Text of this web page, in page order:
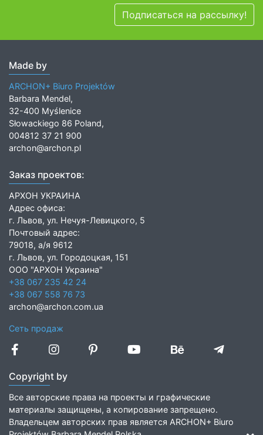
Подписаться на рассылку!
Made by
ARCHON+ Biuro Projektów
Barbara Mendel,
32-400 Myślenice
Słowackiego 86 Poland,
004812 37 21 900
archon@archon.pl
Заказ проектов:
АРХОН УКРАИНА
Адрес офиса:
г. Львов, ул. Нечуя-Левицкого, 5
Почтовый адрес:
79018, а/я 9612
г. Львов, ул. Городоцкая, 151
ООО "АРХОН Украина"
+38 067 235 42 24
+38 067 558 76 73
archon@archon.com.ua
Сеть продаж
Copyright by
Все авторские права на проекты и графические
материалы защищены, а копирование запрещено.
Владельцем авторских прав является ARCHON+ Biuro